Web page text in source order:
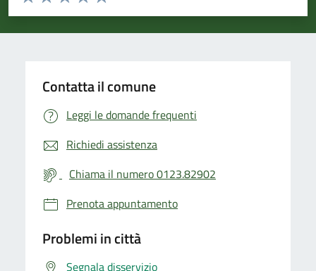
Valuta 5 stelle su 5
Valuta 4 stelle su 5
Valuta 3 stelle su 5
Valuta 2 stelle su 5
Valuta 1 stelle su 5
Contatta il comune
Leggi le domande frequenti
Richiedi assistenza
Chiama il numero 0123.82902
Prenota appuntamento
Problemi in città
Segnala disservizio